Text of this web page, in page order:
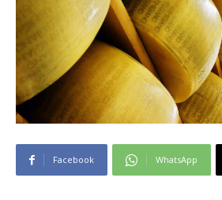
Facebook WhatsApp